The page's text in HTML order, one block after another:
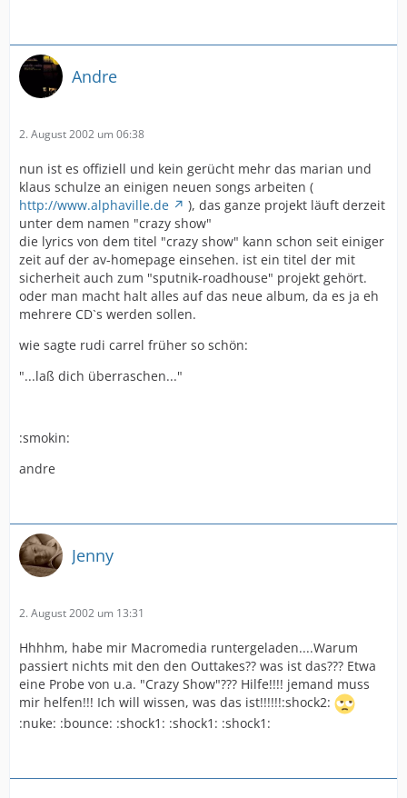
Andre
2. August 2002 um 06:38
nun ist es offiziell und kein gerücht mehr das marian und
klaus schulze an einigen neuen songs arbeiten (
http://www.alphaville.de
), das ganze projekt läuft derzeit
unter dem namen "crazy show"
die lyrics von dem titel "crazy show" kann schon seit einiger
zeit auf der av-homepage einsehen. ist ein titel der mit
sicherheit auch zum "sputnik-roadhouse" projekt gehört.
oder man macht halt alles auf das neue album, da es ja eh
mehrere CD`s werden sollen.
wie sagte rudi carrel früher so schön:
"...laß dich überraschen..."
:smokin:
andre
Jenny
2. August 2002 um 13:31
Hhhhm, habe mir Macromedia runtergeladen....Warum
passiert nichts mit den den Outtakes?? was ist das??? Etwa
eine Probe von u.a. "Crazy Show"??? Hilfe!!!! jemand muss
mir helfen!!! Ich will wissen, was das ist!!!!!!:shock2:
:nuke: :bounce: :shock1: :shock1: :shock1: